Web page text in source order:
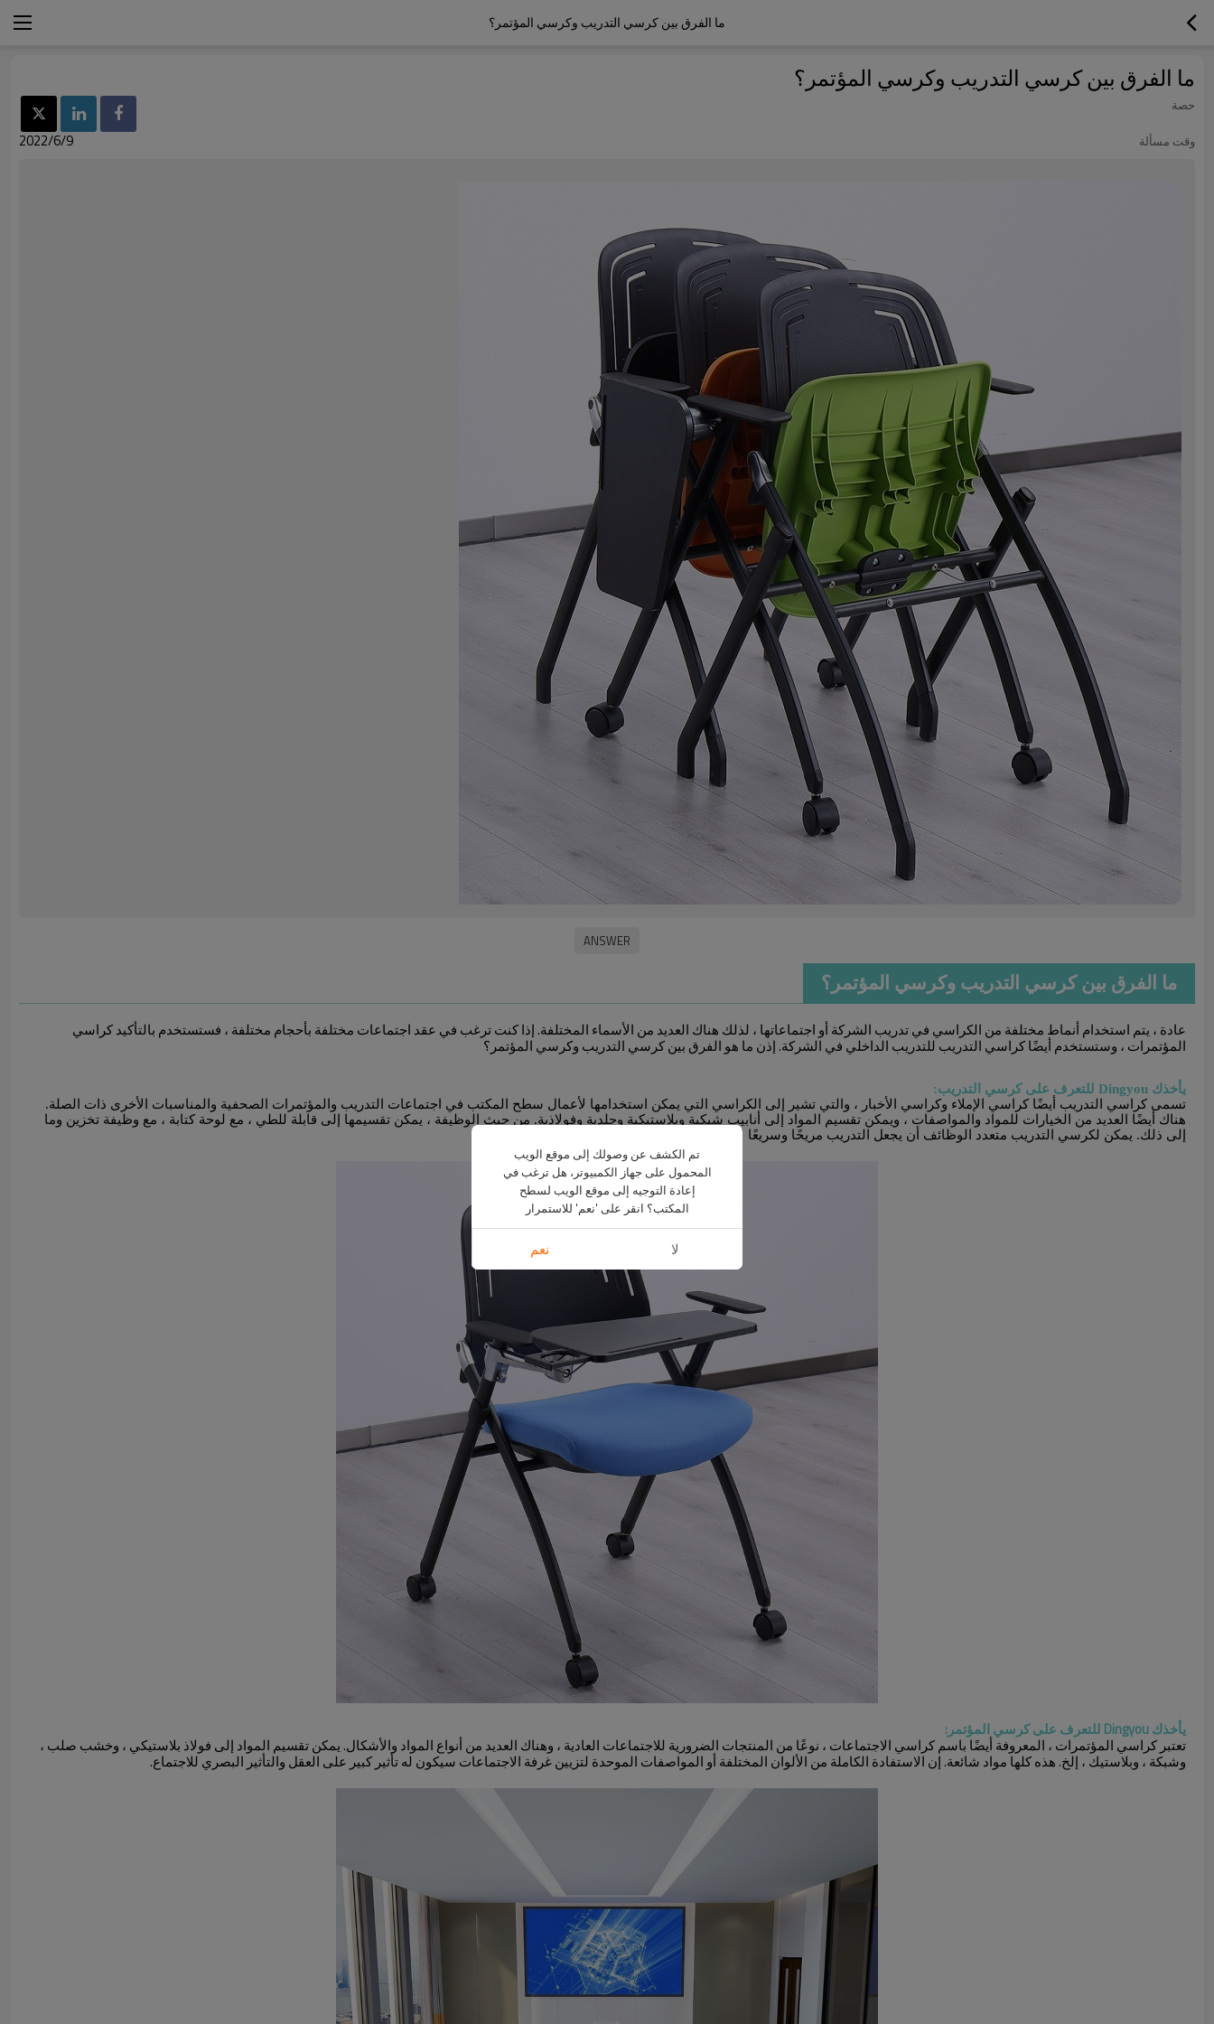
ما الفرق بين كرسي التدريب وكرسي المؤتمر؟
ما الفرق بين كرسي التدريب وكرسي المؤتمر؟
حصة
وقت مسألة
2022/6/9
ما الفرق بين كرسي التدريب وكرسي المؤتمر؟
عادة ، يتم استخدام أنماط مختلفة من الكراسي في تدريب الشركة أو اجتماعاتها ، لذلك هناك العديد من الأسماء المختلفة. إذا كنت ترغب في عقد اجتماعات مختلفة بأحجام مختلفة ، فستستخدم بالتأكيد كراسي
المؤتمرات ، وستستخدم أيضًا كراسي التدريب للتدريب الداخلي في الشركة. إذن ما هو الفرق بين كرسي التدريب وكرسي المؤتمر؟
يأخذك Dingyou للتعرف على كرسي التدريب:
تسمى كراسي التدريب أيضًا كراسي الإملاء وكراسي الأخبار ، والتي تشير إلى الكراسي التي يمكن استخدامها لأعمال سطح المكتب في اجتماعات التدريب والمؤتمرات الصحفية والمناسبات الأخرى ذات الصلة.
هناك أيضًا العديد من الخيارات للمواد والمواصفات ، ويمكن تقسيم المواد إلى أنابيب شبكية وبلاستيكية وجلدية وفولاذية. من حيث الوظيفة ، يمكن تقسيمها إلى قابلة للطي ، مع لوحة كتابة ، مع وظيفة تخزين وما
إلى ذلك. يمكن لكرسي التدريب متعدد الوظائف أن يجعل التدريب مريحًا وسريعًا لإكماله في غرفة التدريب.
يأخذك Dingyou للتعرف على كرسي المؤتمر:
تعتبر كراسي المؤتمرات ، المعروفة أيضًا باسم كراسي الاجتماعات ، نوعًا من المنتجات الضرورية للاجتماعات العادية ، وهناك العديد من أنواع المواد والأشكال. يمكن تقسيم المواد إلى فولاذ بلاستيكي ، وخشب صلب ،
وشبكة ، وبلاستيك ، إلخ. هذه كلها مواد شائعة. إن الاستفادة الكاملة من الألوان المختلفة أو المواصفات الموحدة لتزيين غرفة الاجتماعات سيكون له تأثير كبير على العقل والتأثير البصري للاجتماع.
تم الكشف عن وصولك إلى موقع الويب
المحمول على جهاز الكمبيوتر، هل ترغب في
إعادة التوجيه إلى موقع الويب لسطح
المكتب؟ انقر على 'نعم' للاستمرار
لا نعم